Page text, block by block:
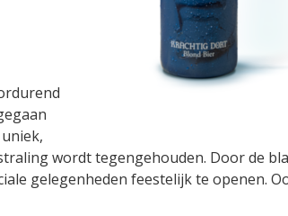
wordt tegengehouden. Door de
gelegenheden feestelijk te openen.